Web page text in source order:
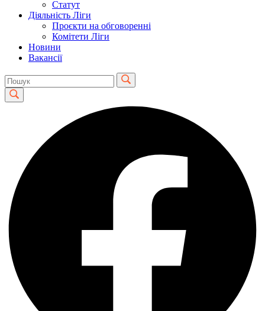
Статут
Діяльність Ліги
Проєкти на обговоренні
Комітети Ліги
Новини
Вакансії